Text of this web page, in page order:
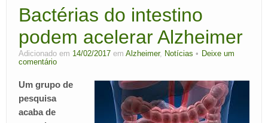
Bactérias do intestino
podem acelerar Alzheimer
Adicionado em 14/02/2017 em Alzheimer, Notícias
Deixe um
comentário
Um grupo de
pesquisa
acaba de